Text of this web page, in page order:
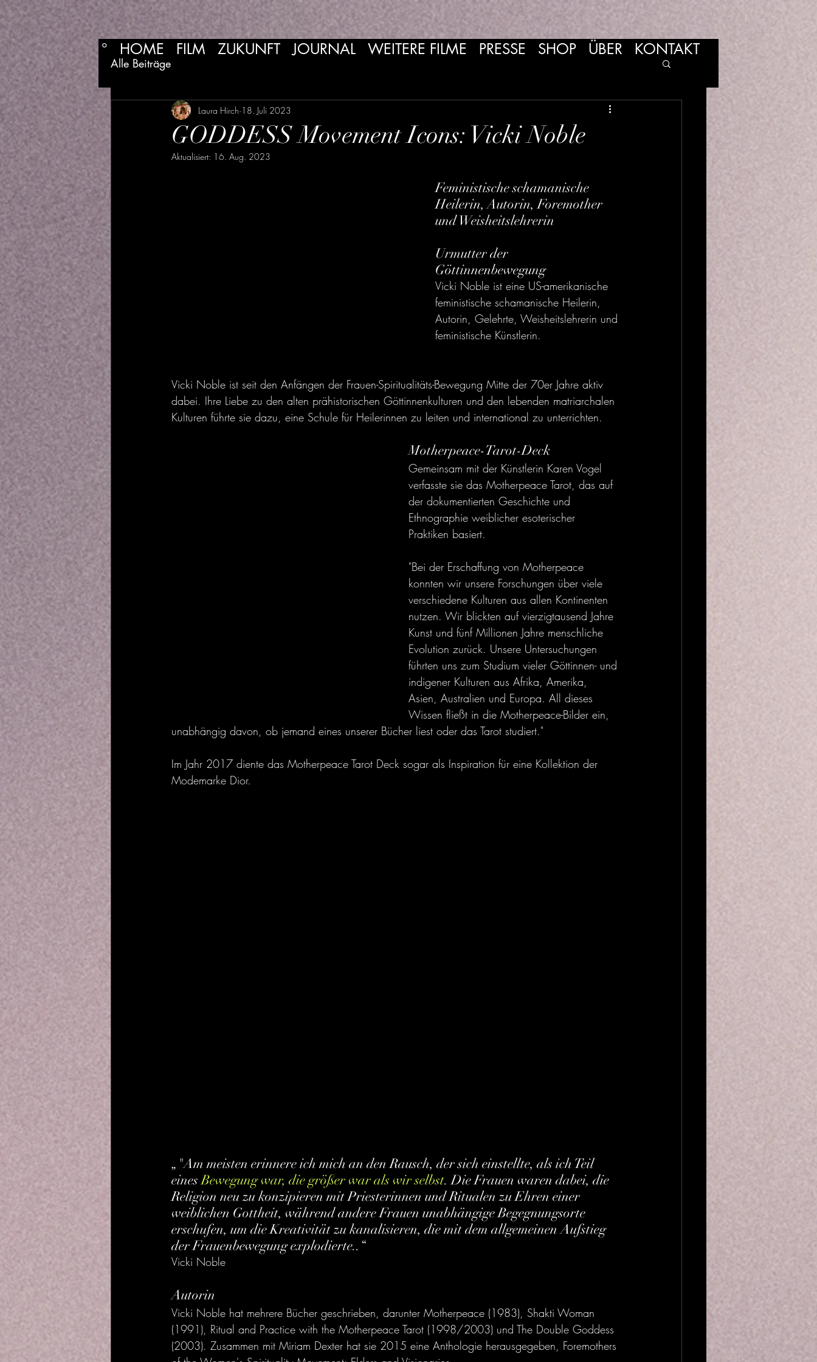
Alle Beiträge
GODDESS Movement Icons: Vicki Noble
Laura Hirch 18. Juli 2023
Aktualisiert: 16. Aug. 2023
Feministische schamanische
Heilerin, Autorin, Foremother
und Weisheitslehrerin
Urmutter der
Göttinnenbewegung
Vicki Noble ist eine US-amerikanische
feministische schamanische Heilerin,
Autorin, Gelehrte, Weisheitslehrerin und
feministische Künstlerin.
Vicki Noble ist seit den Anfängen der Frauen-Spiritualitäts-Bewegung Mitte der 70er Jahre aktiv
dabei. Ihre Liebe zu den alten prähistorischen Göttinnenkulturen und den lebenden matriarchalen
Kulturen führte sie dazu, eine Schule für Heilerinnen zu leiten und international zu unterrichten.
Motherpeace-Tarot-Deck
Gemeinsam mit der Künstlerin Karen Vogel
verfasste sie das Motherpeace Tarot, das auf
der dokumentierten Geschichte und
Ethnographie weiblicher esoterischer
Praktiken basiert.
"Bei der Erschaffung von Motherpeace
konnten wir unsere Forschungen über viele
verschiedene Kulturen aus allen Kontinenten
nutzen. Wir blickten auf vierzigtausend Jahre
Kunst und fünf Millionen Jahre menschliche
Evolution zurück. Unsere Untersuchungen
führten uns zum Studium vieler Göttinnen- und
indigener Kulturen aus Afrika, Amerika,
Asien, Australien und Europa. All dieses
Wissen fließt in die Motherpeace-Bilder ein,
unabhängig davon, ob jemand eines unserer Bücher liest oder das Tarot studiert."
Im Jahr 2017 diente das Motherpeace Tarot Deck sogar als Inspiration für eine Kollektion der
Modemarke Dior.
„"Am meisten erinnere ich mich an den Rausch, der sich einstellte, als ich Teil
eines Bewegung war, die größer war als wir selbst. Die Frauen waren dabei, die
Religion neu zu konzipieren mit Priesterinnen und Ritualen zu Ehren einer
weiblichen Gottheit, während andere Frauen unabhängige Begegnungsorte
erschufen, um die Kreativität zu kanalisieren, die mit dem allgemeinen Aufstieg
der Frauenbewegung explodierte..“
Vicki Noble
Autorin
Vicki Noble hat mehrere Bücher geschrieben, darunter Motherpeace (1983), Shakti Woman
(1991), Ritual and Practice with the Motherpeace Tarot (1998/2003) und The Double Goddess
(2003). Zusammen mit Miriam Dexter hat sie 2015 eine Anthologie herausgegeben, Foremothers
° HOME FILM ZUKUNFT JOURNAL WEITERE FILME PRESSE SHOP ÜBER KONTAKT